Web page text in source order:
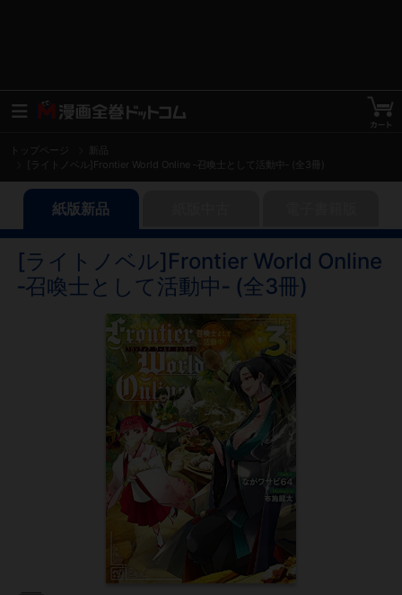
トップページ
[ライトノベル]Frontier World Online ‐召喚士として活動中‐ (全3冊)
紙版新品
[ライトノベル]Frontier World Online
‐召喚士として活動中‐ (全3冊)